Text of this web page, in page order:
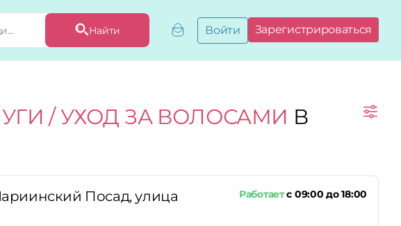
Найти
Добавить,
бизнес
Запросы
Войти Зарегистрироваться
/ УХОД ЗА ВОЛОСАМИ В
Посад, улица
Работаетс 09:00 до 18:00